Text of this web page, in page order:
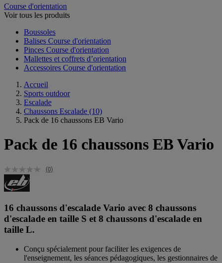
Course d'orientation
Voir tous les produits
Boussoles
Balises Course d'orientation
Pinces Course d'orientation
Mallettes et coffrets d’orientation
Accessoires Course d'orientation
Accueil
Sports outdoor
Escalade
Chaussons Escalade (10)
Pack de 16 chaussons EB Vario
Pack de 16 chaussons EB Vario
(0)
16 chaussons d'escalade Vario avec 8 chaussons
d'escalade en taille S et 8 chaussons d'escalade en
taille L.
Conçu spécialement pour faciliter les exigences de
l'enseignement, les séances pédagogiques, les gestionnaires de